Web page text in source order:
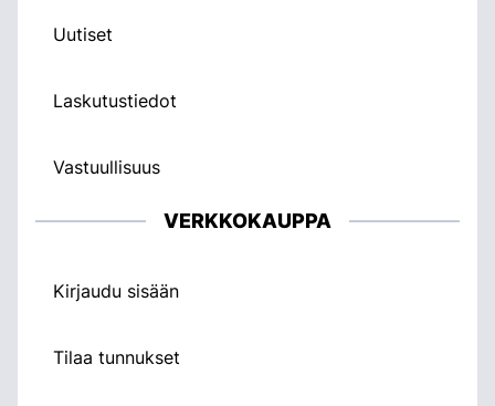
Uutiset
Laskutustiedot
Vastuullisuus
VERKKOKAUPPA
Kirjaudu sisään
Tilaa tunnukset